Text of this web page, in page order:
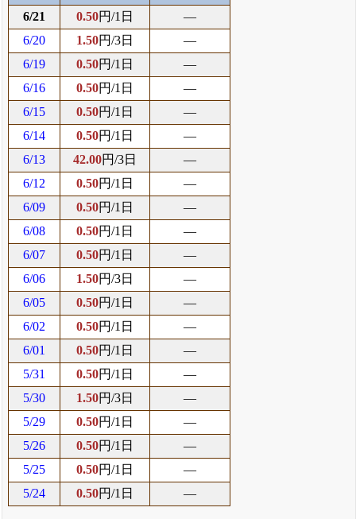
6/21
0.50円/1日
―
6/20
1.50円/3日
―
6/19
0.50円/1日
―
6/16
0.50円/1日
―
6/15
0.50円/1日
―
6/14
0.50円/1日
―
6/13
42.00円/3日
―
6/12
0.50円/1日
―
6/09
0.50円/1日
―
6/08
0.50円/1日
―
6/07
0.50円/1日
―
6/06
1.50円/3日
―
6/05
0.50円/1日
―
6/02
0.50円/1日
―
6/01
0.50円/1日
―
5/31
0.50円/1日
―
5/30
1.50円/3日
―
5/29
0.50円/1日
―
5/26
0.50円/1日
―
5/25
0.50円/1日
―
5/24
0.50円/1日 ―